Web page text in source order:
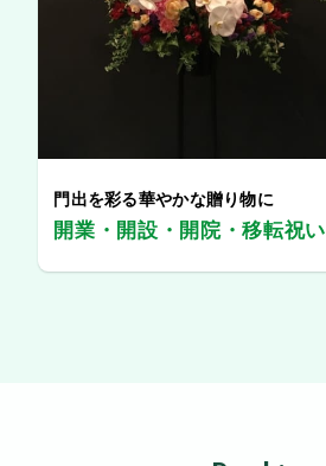
門出を彩る華やかな贈り物に
開業・開設・開院・移転祝い